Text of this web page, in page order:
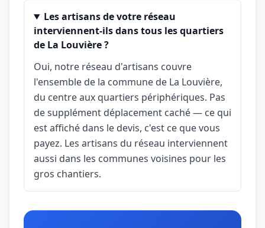
Les artisans de votre réseau
interviennent-ils dans tous les quartiers
de La Louvière ?
Oui, notre réseau d'artisans couvre
l'ensemble de la commune de La Louvière,
du centre aux quartiers périphériques. Pas
de supplément déplacement caché — ce qui
est affiché dans le devis, c'est ce que vous
payez. Les artisans du réseau interviennent
aussi dans les communes voisines pour les
gros chantiers.